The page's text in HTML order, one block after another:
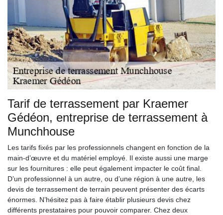
Tarif de terrassement par Kraemer
Gédéon, entreprise de terrassement à
Munchhouse
Les tarifs fixés par les professionnels changent en fonction de la
main-d’œuvre et du matériel employé. Il existe aussi une marge
sur les fournitures : elle peut également impacter le coût final.
D’un professionnel à un autre, ou d’une région à une autre, les
devis de terrassement de terrain peuvent présenter des écarts
énormes. N’hésitez pas à faire établir plusieurs devis chez
différents prestataires pour pouvoir comparer. Chez deux